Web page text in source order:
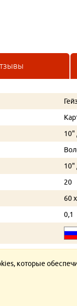
20
60
0,1
которые